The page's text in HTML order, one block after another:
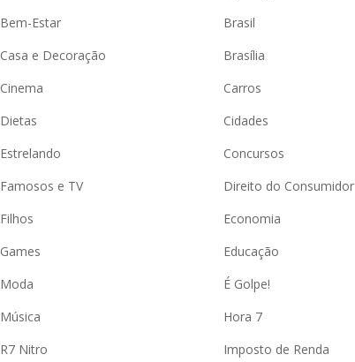
Bem-Estar
Casa e Decoração
Cinema
Dietas
Estrelando
Famosos e TV
Filhos
Games
Moda
Música
R7 Nitro
Brasil
Brasília
Carros
Cidades
Concursos
Direito do Consumidor
Economia
Educação
É Golpe!
Hora 7
Imposto de Renda